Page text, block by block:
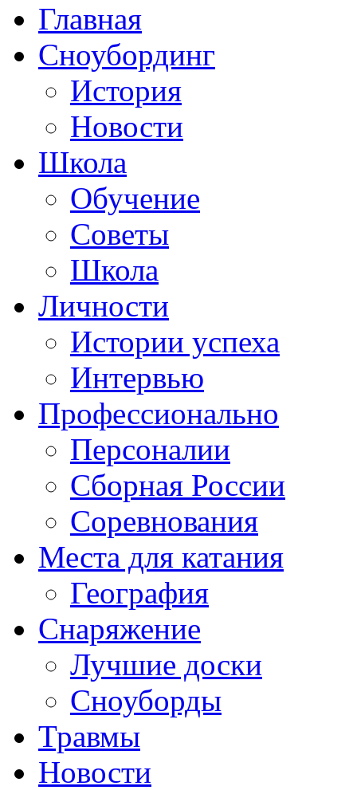
Главная
Сноубординг
История
Новости
Школа
Обучение
Советы
Школа
Личности
Истории успеха
Интервью
Профессионально
Персоналии
Сборная России
Соревнования
Места для катания
География
Снаряжение
Лучшие доски
Сноуборды
Травмы
Новости